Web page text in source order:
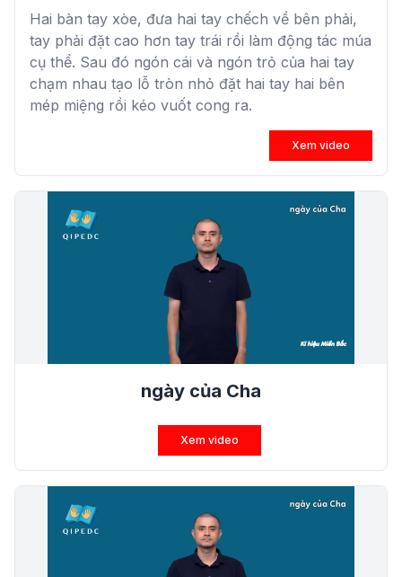
Hai bàn tay xòe, đưa hai tay chếch về bên phải,
tay phải đặt cao hơn tay trái rồi làm động tác múa
cụ thể. Sau đó ngón cái và ngón trỏ của hai tay
chạm nhau tạo lỗ tròn nhỏ đặt hai tay hai bên
mép miệng rồi kéo vuốt cong ra.
Xem video
ngày của Cha
Xem video